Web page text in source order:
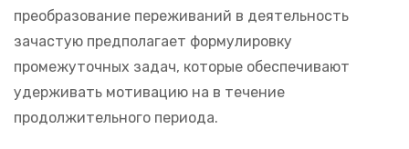
преобразование переживаний в деятельность
зачастую предполагает формулировку
промежуточных задач, которые обеспечивают
удерживать мотивацию на в течение
продолжительного периода.